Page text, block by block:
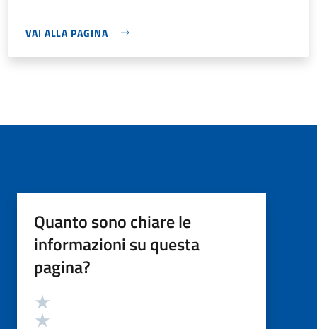
VAI ALLA PAGINA
Quanto sono chiare le
informazioni su questa
pagina?
Valutazione